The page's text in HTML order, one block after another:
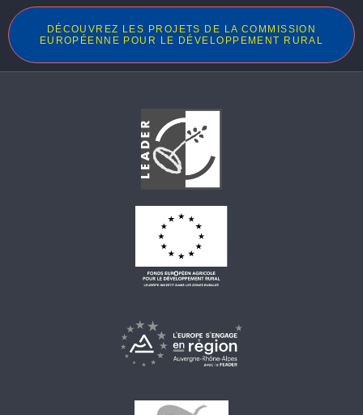
DÉCOUVREZ LES PROJETS DE LA COMMISSION
EUROPÉENNE POUR LE DÉVELOPPEMENT RURAL